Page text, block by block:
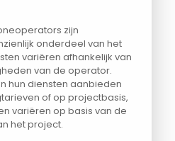
zijn
onderdeel van het
variëren afhankelijk van
van de operator.
hun diensten aanbieden
of op projectbasis,
variëren op basis van de
het project.